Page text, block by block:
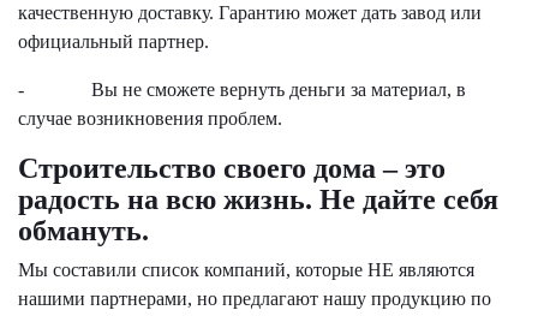
качественную доставку. Гарантию может дать завод или
официальный партнер.
- Вы не сможете вернуть деньги за материал, в
случае возникновения проблем.
Строительство своего дома – это
радость на всю жизнь. Не дайте себя
обмануть.
Мы составили список компаний, которые НЕ являются
нашими партнерами, но предлагают нашу продукцию по